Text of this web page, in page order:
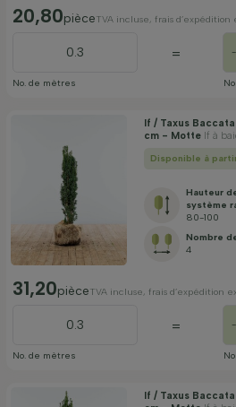
20,80pièceTVA incluse, frais
No. de mètres
= -
If / Taxus
cm - Motte If à
Disponible à
Hauteur
système
80-100
Nombre
4
31,20pièceTVA incluse, frais d’expédition
No. de mètres
= -
If / Taxus